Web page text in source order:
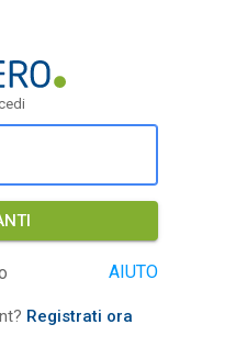
AIUTO
Registrati ora